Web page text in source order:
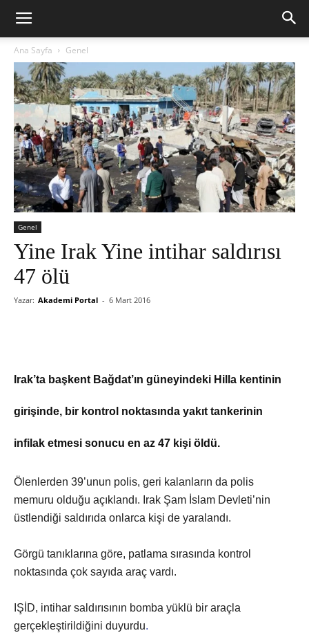
Ana Sayfa Genel
Genel
Yine Irak Yine intihar saldırısı
47 ölü
Yazar: Akademi Portal - 6 Mart 2016
Irak’ta başkent Bağdat’ın güneyindeki Hilla kentinin
girişinde, bir kontrol noktasında yakıt tankerinin
infilak etmesi sonucu en az 47 kişi öldü.
Ölenlerden 39’unun polis, geri kalanların da polis
memuru olduğu açıklandı. Irak Şam İslam Devleti’nin
üstlendiği saldırıda onlarca kişi de yaralandı.
Görgü tanıklarına göre, patlama sırasında kontrol
noktasında çok sayıda araç vardı.
IŞİD, intihar saldırısının bomba yüklü bir araçla
gerçekleştirildiğini duyurdu.